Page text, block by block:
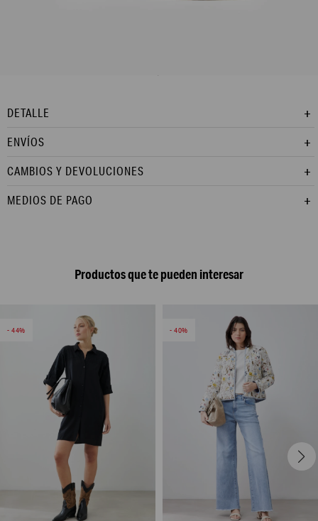
DETALLE
ENVÍOS
CAMBIOS Y DEVOLUCIONES
MEDIOS DE PAGO
Productos que te pueden interesar
44 40